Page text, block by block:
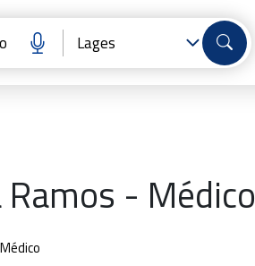
- Médico